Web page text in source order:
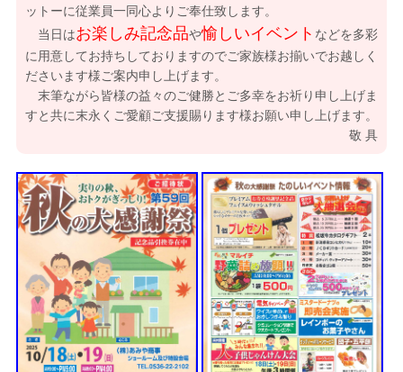
ットーに従業員一同心よりご奉仕致します。
当日はお楽しみ記念品や愉しいイベント などを多彩
に用意してお持ちしておりますのでご家族様お揃いでお越しく
ださいます様ご案内申し上げます。
末筆ながら皆様の益々のご健勝とご多幸をお祈り申し上げま
すと共に末永くご愛顧ご支援賜ります様お願い申し上げます。
敬 具